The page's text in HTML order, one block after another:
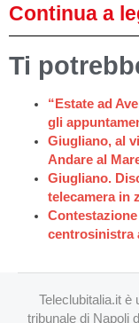
Continua a
Ti
“Estate ad
gli
Giugliano, al
Andare al
Giugliano.
telecamera in
centrosinistra
Teleclubitalia.it è
tribunale di Napoli